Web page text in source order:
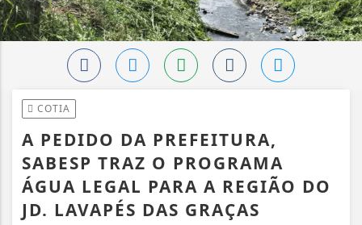
COTIA
A PEDIDO DA PREFEITURA,
SABESP TRAZ O PROGRAMA
ÁGUA LEGAL PARA A REGIÃO DO
JD. LAVAPÉS DAS GRAÇAS